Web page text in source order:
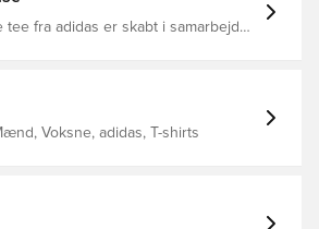
fra adidas er skabt i samarbejde
kropsstykke, og den bløde
dig komfortabel, uanset om du
eller alene. Slank
Voksne, adidas, T-shirts